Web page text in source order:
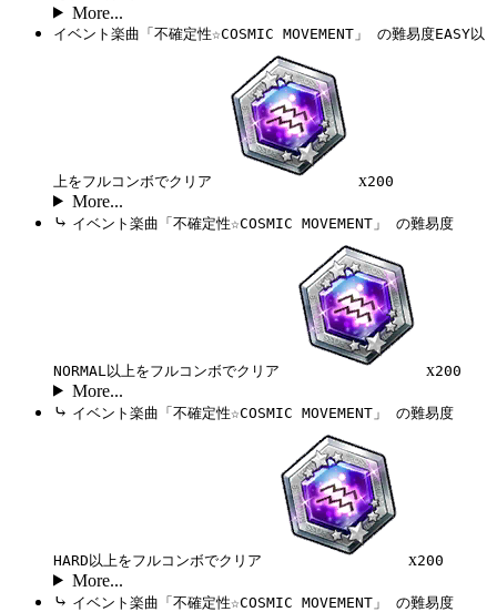
More...
イベント楽曲「不確定性☆COSMIC MOVEMENT」 の難易度EASY以
上をフルコンボでクリア x200
More...
⤷ イベント楽曲「不確定性☆COSMIC MOVEMENT」 の難易度
NORMAL以上をフルコンボでクリア x200
More...
⤷ イベント楽曲「不確定性☆COSMIC MOVEMENT」 の難易度
HARD以上をフルコンボでクリア x200
More...
⤷ イベント楽曲「不確定性☆COSMIC MOVEMENT」 の難易度